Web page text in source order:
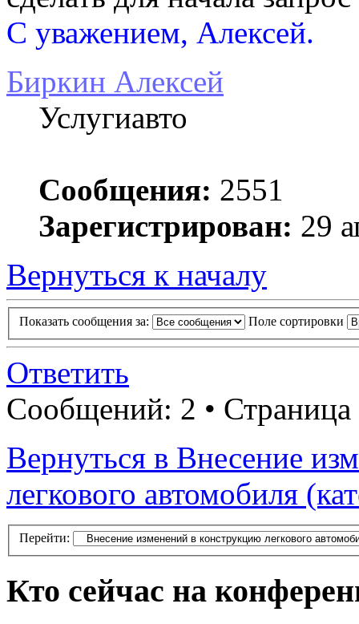
С уважением, Алексей.
Биркин Алексей
Услугиавто
Сообщения: 2551
Зарегистрирован: 29
Вернуться к началу
Показать сообщения за: Поле сортировки
Ответить
Сообщений: 2 • Страница
Вернуться в Внесение
легкового автомобиля
Перейти:
Кто сейчас на